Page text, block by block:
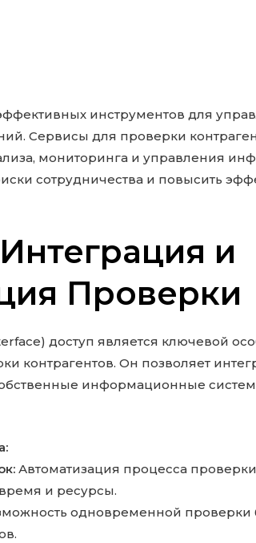
инструментов для
Сервисы для проверки
мониторинга и управления
сотрудничества и повысить
и
Проверки
доступ является ключевой
контрагентов. Он позволяет
информационные
Автоматизация процесса проверки
и ресурсы.
одновременной проверки